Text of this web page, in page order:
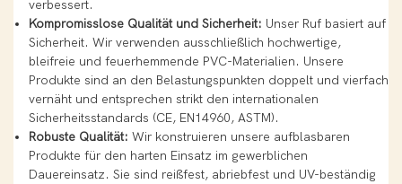
verbessert.
Kompromisslose Qualität und Sicherheit: Unser Ruf basiert auf
Sicherheit. Wir verwenden ausschließlich hochwertige,
bleifreie und feuerhemmende PVC-Materialien. Unsere
Produkte sind an den Belastungspunkten doppelt und vierfach
vernäht und entsprechen strikt den internationalen
Sicherheitsstandards (CE, EN14960, ASTM).
Robuste Qualität: Wir konstruieren unsere aufblasbaren
Produkte für den harten Einsatz im gewerblichen
Dauereinsatz. Sie sind reißfest, abriebfest und UV-beständig